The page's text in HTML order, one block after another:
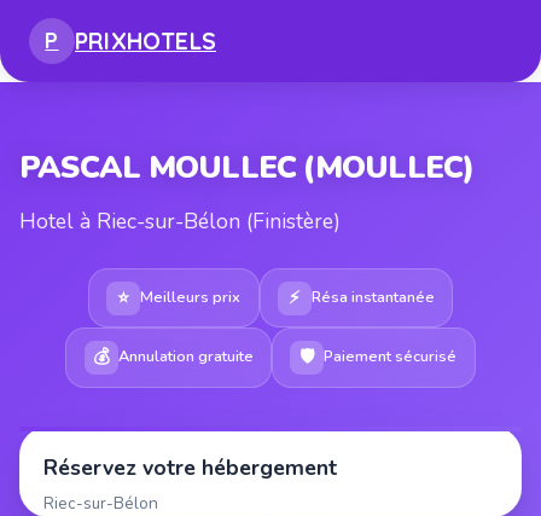
P PRIXHOTELS
PASCAL MOULLEC (MOULLEC)
Hotel à Riec-sur-Bélon (Finistère)
⭐ Meilleurs prix ⚡ Résa instantanée
💰 Annulation gratuite 🛡 Paiement sécurisé
Réservez votre hébergement
Riec-sur-Bélon